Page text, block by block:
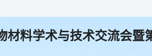
材料学术与技术交流会暨